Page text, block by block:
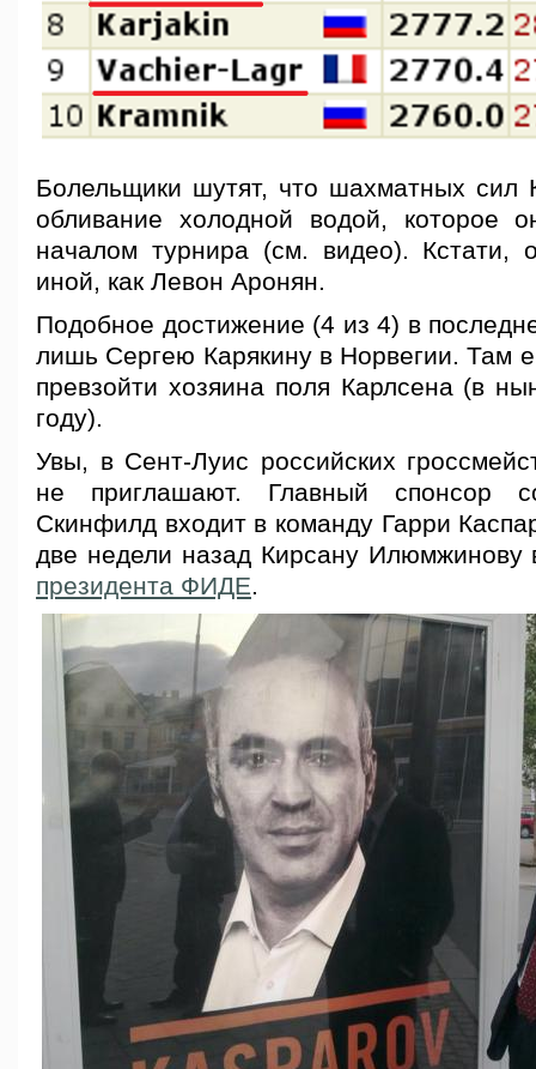
Болельщики шутят, что шахматных сил
обливание холодной водой, которое
началом турнира (см. видео). Кстати,
иной, как Левон Аронян.
Подобное достижение (4 из 4) в
лишь Сергею Карякину в Норвегии. Там
превзойти хозяина поля Карлсена (в
году).
Увы, в Сент-Луис российских
не приглашают. Главный спонсор
Скинфилд входит в команду Гарри
две недели назад Кирсану Илюмжинову
президента ФИДЕ.